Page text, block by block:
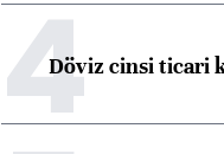
4Döviz cinsi ticari